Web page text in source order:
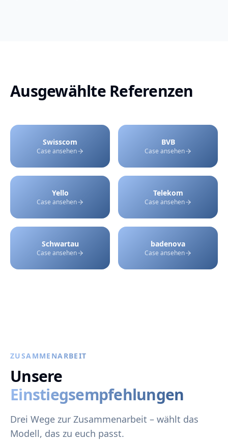
Ausgewählte Referenzen
Swisscom
Case ansehen
BVB
Case ansehen
Yello
Case ansehen
Telekom
Case ansehen
Schwartau
Case ansehen
badenova
Case ansehen
ZUSAMMENARBEIT
Unsere
Einstiegsempfehlungen
Drei Wege zur Zusammenarbeit – wählt das
Modell, das zu euch passt.